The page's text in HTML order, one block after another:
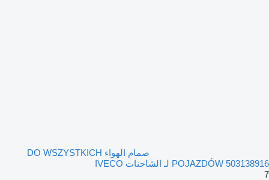
صمام الهواء DO WSZYSTKICH
POJAZDÓW 503138916 لـ الشاحنات IVECO
7